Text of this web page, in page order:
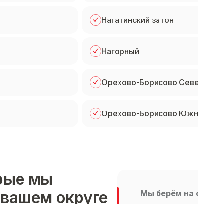
Нагатинский затон
Нагорный
Орехово-Борисово
Орехово-Борисово
мы
округе
Мы берём на